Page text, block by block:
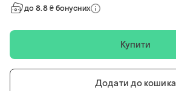
до 8.8 ₴ бонусних
Купити
Додати до кошика